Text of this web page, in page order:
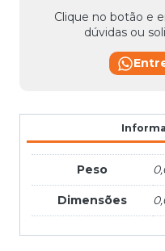
Clique no botão e
dúvidas ou
Peso
Dimensões